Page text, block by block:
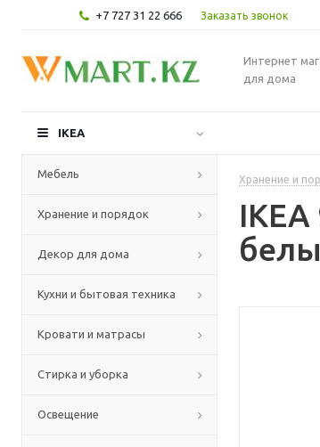
+7 727 31 22 666 Заказать звонок
Интернет
для дома
IKEA
Мебель
Хранение и порядок
Декор для дома
Кухни и бытовая техника
Кровати и матрасы
Стирка и уборка
Освещение
Хранение и